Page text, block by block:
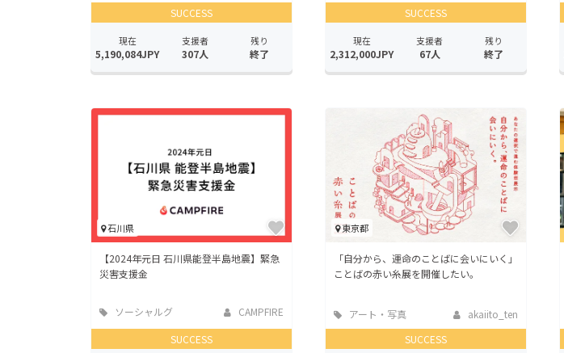
SUCCESS
現在
5,190,084JPY
支援者
307人
残り
終了
SUCCESS
現在
2,312,000JPY
支援者
67人
残り
終了
石川県
【2024年元日 石川県能登半島地震】緊急
災害支援金
ソーシャルグ
ッド
CAMPFIRE
SUCCESS
東京都
「自分から、運命のことばに会いにいく」
ことばの赤い糸展を開催したい。
アート・写真
akaiito_ten
SUCCESS